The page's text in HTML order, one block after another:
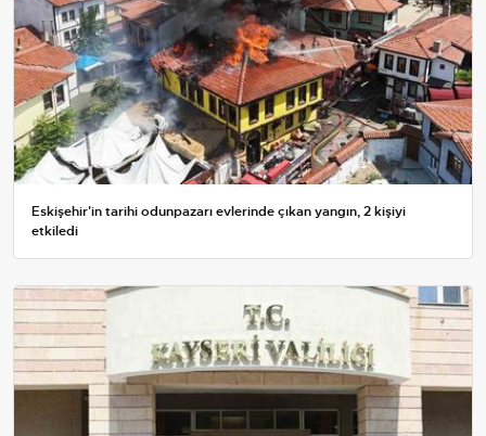
Eskişehir'in tarihi odunpazarı evlerinde çıkan yangın, 2 kişiyi
etkiledi